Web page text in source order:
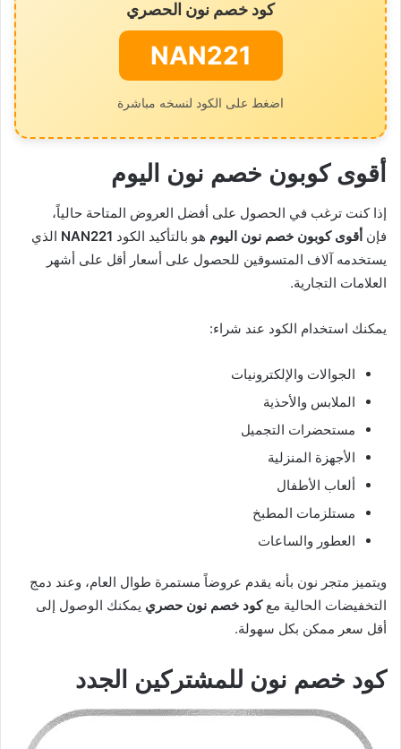
كود خصم نون الحصري
NAN221
اضغط على الكود لنسخه مباشرة
أقوى كوبون خصم نون اليوم
إذا كنت ترغب في الحصول على أفضل العروض المتاحة حالياً،
فإن أقوى كوبون خصم نون اليوم هو بالتأكيد الكود NAN221 الذي
يستخدمه آلاف المتسوقين للحصول على أسعار أقل على أشهر
العلامات التجارية.
يمكنك استخدام الكود عند شراء:
الجوالات والإلكترونيات
الملابس والأحذية
مستحضرات التجميل
الأجهزة المنزلية
ألعاب الأطفال
مستلزمات المطبخ
العطور والساعات
ويتميز متجر نون بأنه يقدم عروضاً مستمرة طوال العام، وعند دمج
التخفيضات الحالية معكود خصم نون حصري يمكنك الوصول إلى
أقل سعر ممكن بكل سهولة.
كود خصم نون للمشتركين الجدد